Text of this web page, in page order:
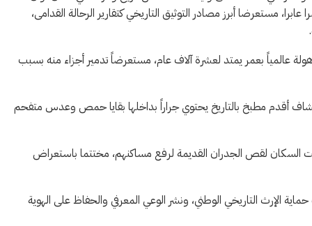
مستعرضا أبرز مصادر التوثيق التاريخي كتقارير الرحالة القدامى،
عالمياً بعمر يمتد لعشرة آلاف عام، مستعرضاً تدمير أجزاء منه بسبب
أقدم مطبخ بالتاريخ يحتوي جراراً بداخلها بقايا حمص وعدس متفحم
السكان لقص الجدران القديمة لرفع مساكنهم، مختتما باستعراض
الإرث التاريخي الوطني، ونشر الوعي المعرفي والحفاظ على الهوية